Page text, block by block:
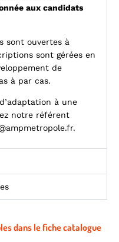
aux candidats
sont ouvertes à
sont gérées en
de
à par cas.
à une
notre référent
.
dans le fiche catalogue